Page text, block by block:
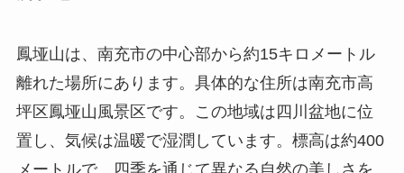
楽しむことができます。山の周辺には豊かな森と
美しい渓谷が広がり、地理的にも非常に魅力的な
場所です。